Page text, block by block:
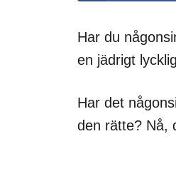
Har du
en jädrigt
Har det
den rätte? Nå,